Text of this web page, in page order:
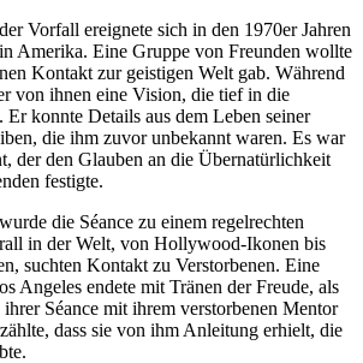
Vorfall ereignete sich in den 1970er Jahren
Amerika. Eine Gruppe von Freunden wollte
Kontakt zur geistigen Welt gab. Während
von ihnen eine Vision, die tief in die
Er konnte Details aus dem Leben seiner
die ihm zuvor unbekannt waren. Es war
der den Glauben an die Übernatürlichkeit
festigte.
die Séance zu einem regelrechten
in der Welt, von Hollywood-Ikonen bis
suchten Kontakt zu Verstorbenen. Eine
Angeles endete mit Tränen der Freude, als
Séance mit ihrem verstorbenen Mentor
dass sie von ihm Anleitung erhielt, die